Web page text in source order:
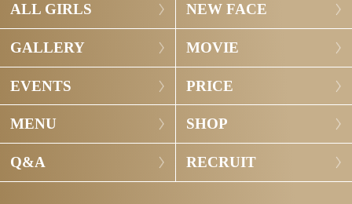
ALL GIRLS NEW FACE
GALLERY MOVIE
EVENTS PRICE
MENU SHOP
Q&A RECRUIT